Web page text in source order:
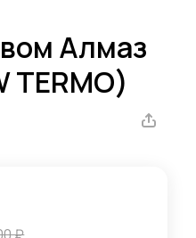
Алмаз
TERMO)